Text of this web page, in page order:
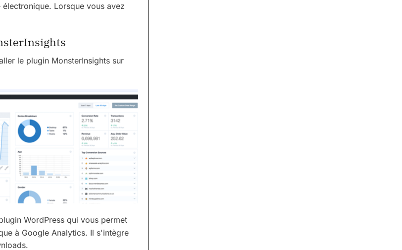
Lorsque vous avez
le plugin MonsterInsights sur
WordPress qui vous permet
à Google Analytics. Il s'intègre